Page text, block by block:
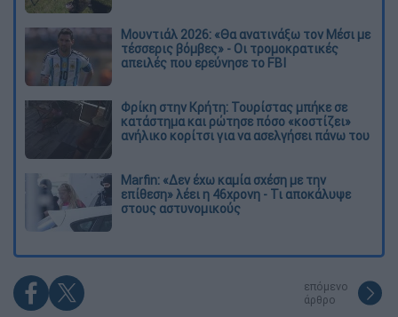
Μουντιάλ 2026: «Θα ανατινάξω τον Μέσι με
τέσσερις βόμβες» - Οι τρομοκρατικές
απειλές που ερεύνησε το FBI
Φρίκη στην Κρήτη: Τουρίστας μπήκε σε
κατάστημα και ρώτησε πόσο «κοστίζει»
ανήλικο κορίτσι για να ασελγήσει πάνω του
Marfin: «Δεν έχω καμία σχέση με την
επίθεση» λέει η 46χρονη - Τι αποκάλυψε
στους αστυνομικούς
επόμενο
άρθρο